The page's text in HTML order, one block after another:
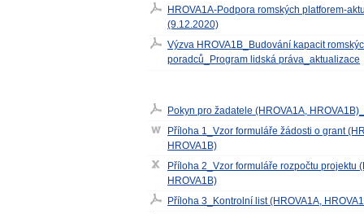
HROVA1A-Podpora romských platforem-
(9.12.2020)
Výzva HROVA1B_Budování kapacit
poradců_Program lidská práva_aktualizace
Pokyn pro žadatele (HROVA1A,
Příloha 1_Vzor formuláře žádosti o grant
HROVA1B)
Příloha 2_Vzor formuláře rozpočtu projektu
HROVA1B)
Příloha 3_Kontrolní list (HROVA1A,